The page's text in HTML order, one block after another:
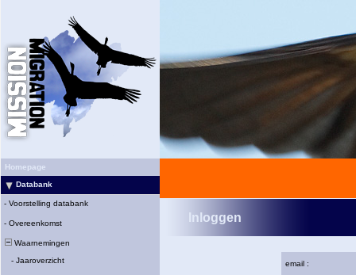
Homepage
Databank
- Voorstelling databank
- Overeenkomst
Waarnemingen
- Jaaroverzicht
Inloggen
email :